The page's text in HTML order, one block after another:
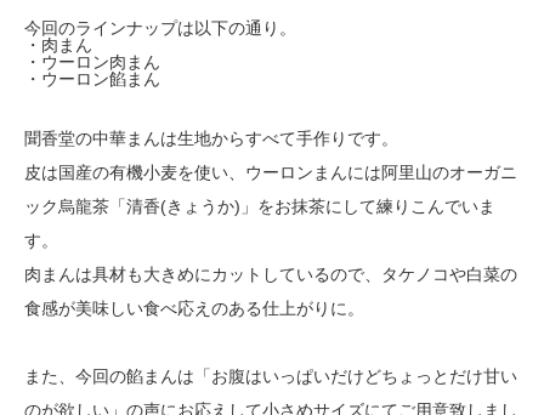
今回のラインナップは以下の通り。
・肉まん
・ウーロン肉まん
・ウーロン餡まん
聞香堂の中華まんは生地からすべて手作りです。
皮は国産の有機小麦を使い、ウーロンまんには阿里山のオーガニ
ック烏龍茶「清香(きょうか)」をお抹茶にして練りこんでいま
す。
肉まんは具材も大きめにカットしているので、タケノコや白菜の
食感が美味しい食べ応えのある仕上がりに。
また、今回の餡まんは「お腹はいっぱいだけどちょっとだけ甘い
のが欲しい」 の声にお応えして小さめサイズにてご用意致しまし